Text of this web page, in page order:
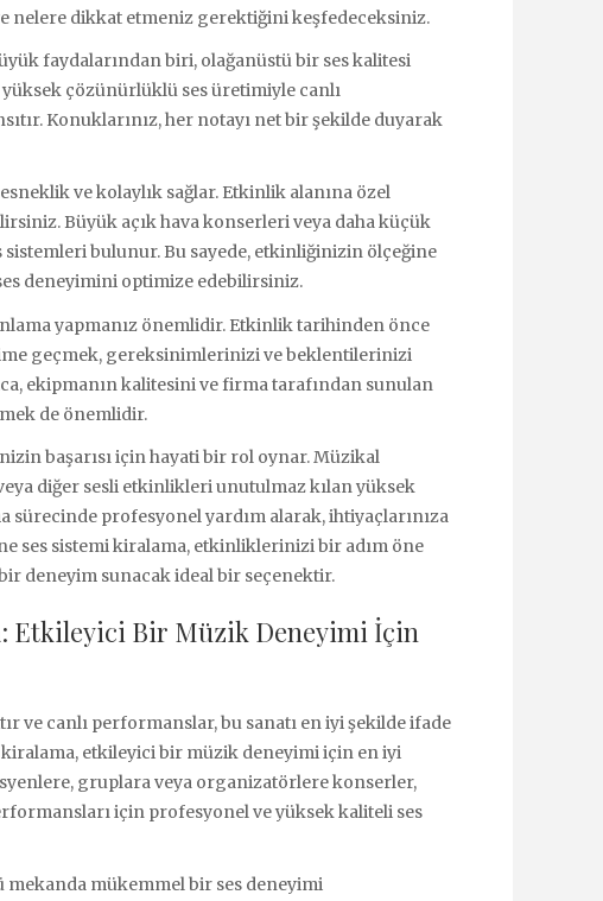
nelere dikkat etmeniz gerektiğini keşfedeceksiniz.
faydalarından biri, olağanüstü bir ses kalitesi
çözünürlüklü ses üretimiyle canlı
Konuklarınız, her notayı net bir şekilde duyarak
ve kolaylık sağlar. Etkinlik alanına özel
Büyük açık hava konserleri veya daha küçük
bulunur. Bu sayede, etkinliğinizin ölçeğine
deneyimini optimize edebilirsiniz.
yapmanız önemlidir. Etkinlik tarihinden önce
geçmek, gereksinimlerinizi ve beklentilerinizi
ekipmanın kalitesini ve firma tarafından sunulan
de önemlidir.
başarısı için hayati bir rol oynar. Müzikal
diğer sesli etkinlikleri unutulmaz kılan yüksek
sürecinde profesyonel yardım alarak, ihtiyaçlarınıza
ses sistemi kiralama, etkinliklerinizi bir adım öne
deneyim sunacak ideal bir seçenektir.
Etkileyici Bir Müzik Deneyimi İçin
ve canlı performanslar, bu sanatı en iyi şekilde ifade
etkileyici bir müzik deneyimi için en iyi
gruplara veya organizatörlere konserler,
için profesyonel ve yüksek kaliteli ses
mekanda mükemmel bir ses deneyimi